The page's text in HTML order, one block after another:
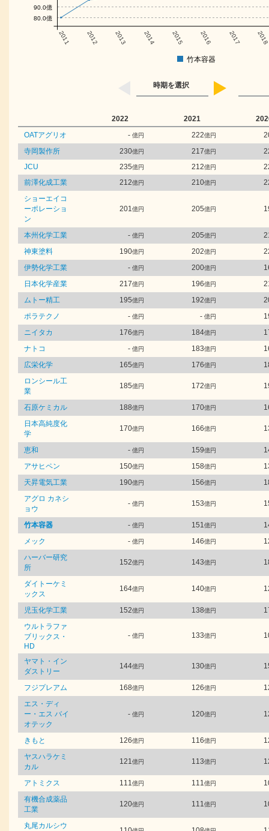
2011 2012 2013 2014 2015 2016 2017 2018
80.0億
90.0億
竹本容器
時期を選択
2022 2021
OATアグリオ
- 億円 222億円
寺岡製作所
230億円 217億円
JCU
235億円 212億円
前澤化成工業
212億円 210億円
ショーエイコ
ーポレーショ
ン
201億円 205億円
本州化学工業 - 億円 205億円
神東塗料
190億円 202億円
伊勢化学工業
- 億円 200億円
日本化学産業
217億円 196億円
ムトー精工
195億円 192億円
ポラテクノ
- 億円 - 億円
ニイタカ
176億円 184億円
ナトコ
- 億円 183億円
広栄化学
165億円 176億円
ロンシール工
業
185億円 172億円
石原ケミカル 188億円 170億円
日本高純度化
学
170億円 166億円
恵和 - 億円 159億円
アサヒペン
150億円 158億円
天昇電気工業
190億円 156億円
アグロ カネシ
ョウ
- 億円 153億円
竹本容器 - 億円 151億円
メック
- 億円 146億円
ハーバー研究
所
152億円 143億円
ダイトーケミ
ックス
164億円 140億円
児玉化学工業 152億円 138億円
ウルトラファ
ブリックス・
HD
- 億円 133億円
ヤマト・イン
ダストリー
144億円 130億円
フジプレアム 168億円 126億円
エス・ディ
ー・エス バイ
オテック
- 億円 120億円
きもと 126億円 116億円
ヤスハラケミ
カル
121億円 113億円
アトミクス 111億円 111億円
有機合成薬品
工業
120億円 111億円
丸尾カルシウ